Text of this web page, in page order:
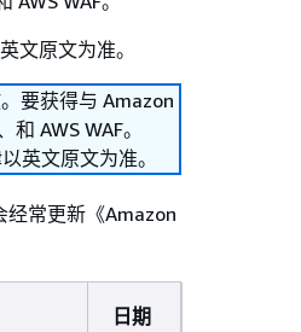
文原文为准。
要获得与 Amazon
AWS WAF。
英文原文为准。
常更新《Amazon
日期